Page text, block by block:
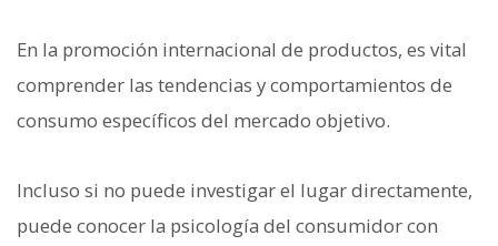
En la promoción internacional de productos, es vital
comprender las tendencias y comportamientos de
consumo específicos del mercado objetivo.
Incluso si no puede investigar el lugar directamente,
puede conocer la psicología del consumidor con